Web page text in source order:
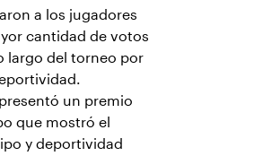
a los jugadores
cantidad de votos
largo del torneo por
un premio
que mostró el
y deportividad